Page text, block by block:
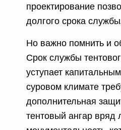
проектирование
долгого срока
Но важно помнить и
Срок службы
уступает
суровом климате
дополнительная
тентовый ангар вряд